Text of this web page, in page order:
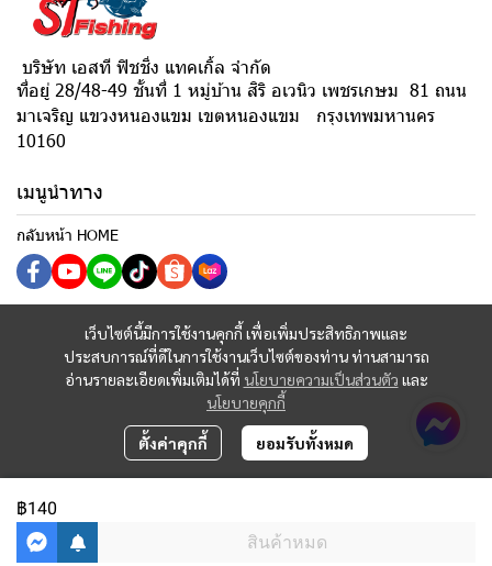
฿140
สินค้าหมด
เว็บไซต์นี้มีการใช้งานคุกกี้ เพื่อเพิ่มประสิทธิภาพและ
ประสบการณ์ที่ดีในการใช้งานเว็บไซต์ของท่าน ท่านสามารถ
อ่านรายละเอียดเพิ่มเติมได้ที่ นโยบายความเป็นส่วนตัว และ
นโยบายคุกกี้
ตั้งค่าคุกกี้ ยอมรับทั้งหมด
บริษัท เอสที ฟิชชิ่ง แทคเกิ้ล จำกัด
ที่อยู่ 28/48-49 ชั้นที่ 1 หมู่บ้าน สิริ อเวนิว เพชรเกษม 81 ถนน
มาเจริญ แขวงหนองแขม เขตหนองแขม กรุงเทพมหานคร
10160
เมนูนำทาง
กลับหน้า HOME